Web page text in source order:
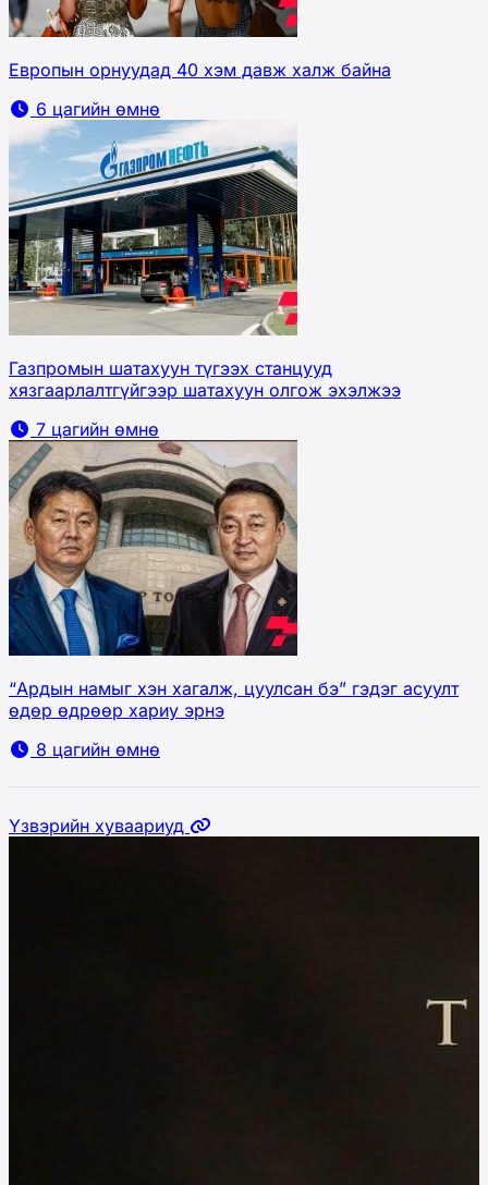
Европын орнуудад 40 хэм давж халж байна
6 цагийн өмнө
Газпромын шатахуун түгээх станцууд
хязгаарлалтгүйгээр шатахуун олгож эхэлжээ
7 цагийн өмнө
“Ардын намыг хэн хагалж, цуулсан бэ” гэдэг асуулт
өдөр өдрөөр хариу эрнэ
8 цагийн өмнө
Үзвэрийн хуваариуд